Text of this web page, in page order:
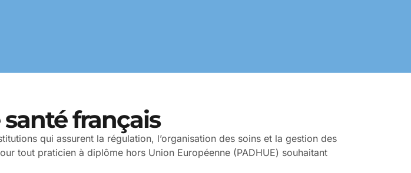
français
qui assurent la régulation, l’organisation des soins et la gestion des
tout praticien à diplôme hors Union Européenne (PADHUE) souhaitant